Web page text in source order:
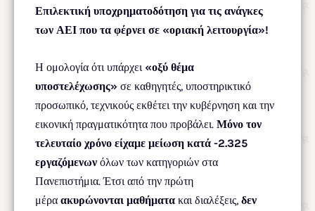
Επιλεκτική υπoχρηματοδότηση για τις ανάγκες
των ΑΕΙ που τα φέρνει σε «οριακή λειτουργία»!
Η ομολογία ότι υπάρχει «οξύ θέμα
υποστελέχωσης» σε καθηγητές, υποστηρικτικό
προσωπικό, τεχνικούς εκθέτει την κυβέρνηση και την
εικονική πραγματικότητα που προβάλει. Μόνο τον
τελευταίο χρόνο είχαμε μείωση κατά -2.325
εργαζόμενων όλων των κατηγοριών στα
Πανεπιστήμια. Έτσι από την πρώτη
μέρα ακυρώνονται μαθήματα και διαλέξεις, δεν